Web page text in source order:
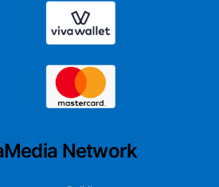
Network